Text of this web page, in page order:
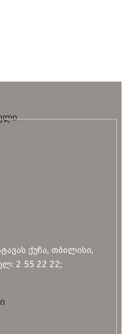
ქუჩა, თბილისი,
2 55 22 22;